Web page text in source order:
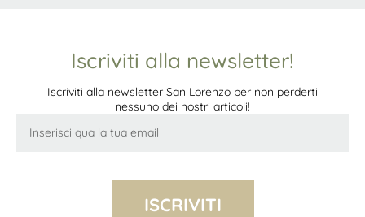
Iscriviti alla newsletter!
Iscriviti alla newsletter San Lorenzo per non perderti
nessuno dei nostri articoli!
ISCRIVITI